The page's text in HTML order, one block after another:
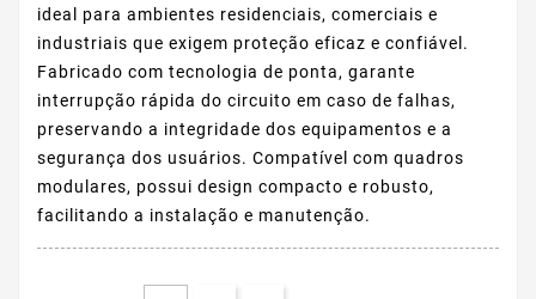
ideal para ambientes residenciais, comerciais e
industriais que exigem proteção eficaz e confiável.
Fabricado com tecnologia de ponta, garante
interrupção rápida do circuito em caso de falhas,
preservando a integridade dos equipamentos e a
segurança dos usuários. Compatível com quadros
modulares, possui design compacto e robusto,
facilitando a instalação e manutenção.